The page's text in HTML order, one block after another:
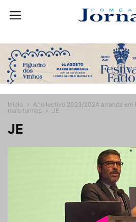
Início
Ano lectivo 2023/2024 arranca em
mais turmas
JE
JE